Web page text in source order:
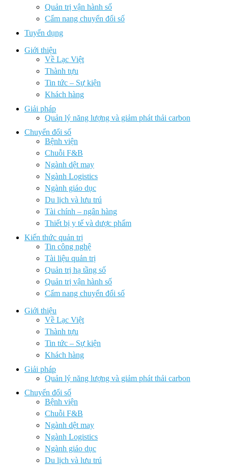
Quản trị vận hành số
Cẩm nang chuyển đổi số
Tuyển dụng
Giới thiệu
Về Lạc Việt
Thành tựu
Tin tức – Sự kiện
Khách hàng
Giải pháp
Quản lý năng lượng và giảm phát thải carbon
Chuyển đổi số
Bệnh viện
Chuỗi F&B
Ngành dệt may
Ngành Logistics
Ngành giáo dục
Du lịch và lưu trú
Tài chính – ngân hàng
Thiết bị y tế và dược phẩm
Kiến thức quản trị
Tin công nghệ
Tài liệu quản trị
Quản trị hạ tầng số
Quản trị vận hành số
Cẩm nang chuyển đổi số
Giới thiệu
Về Lạc Việt
Thành tựu
Tin tức – Sự kiện
Khách hàng
Giải pháp
Quản lý năng lượng và giảm phát thải carbon
Chuyển đổi số
Bệnh viện
Chuỗi F&B
Ngành dệt may
Ngành Logistics
Ngành giáo dục
Du lịch và lưu trú